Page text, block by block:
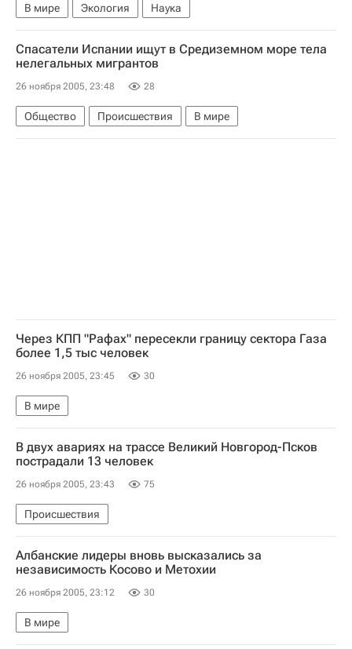
В мире Экология Наука
Спасатели Испании ищут в Средиземном море тела
нелегальных мигрантов
26 ноября 2005, 23:48 28
Общество Происшествия В мире
Через КПП "Рафах" пересекли границу сектора Газа
более 1,5 тыс человек
26 ноября 2005, 23:45 30
В мире
В двух авариях на трассе Великий Новгород-Псков
пострадали 13 человек
26 ноября 2005, 23:43 75
Происшествия
Албанские лидеры вновь высказались за
независимость Косово и Метохии
26 ноября 2005, 23:12 30
В мире